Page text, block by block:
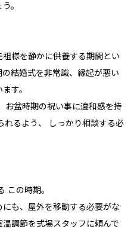
。
様を静かに供養する期間とい
結婚式を非常識、縁起が悪い
す。
お盆時期の祝い事に違和感を持
れるよう、 しっかり相談する必
この時期。
も、屋外を移動する必要がな
調節を式場スタッフに頼んで